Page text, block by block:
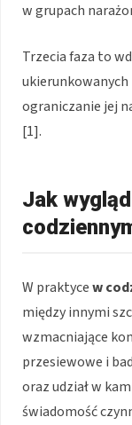
w grupach
Trzecia faza to
ograniczanie jej
[1].
Jak
W praktycew
między innymi
wzmacniające
przesiewowe i
oraz udział w
świadomość